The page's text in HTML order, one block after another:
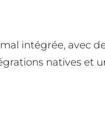
intégrée, avec
natives et